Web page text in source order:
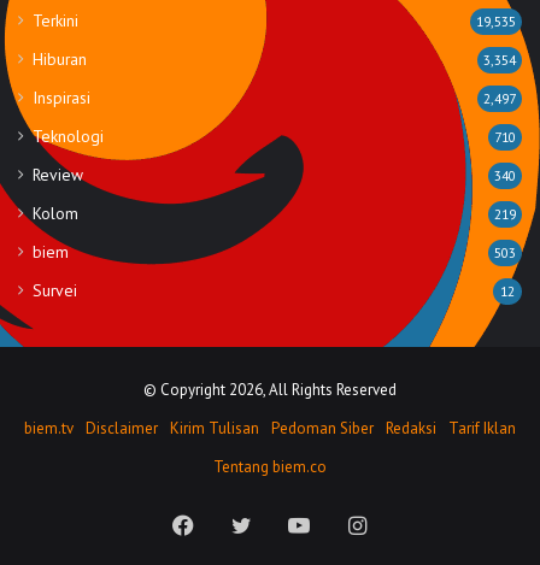
Terkini 19,535
Hiburan 3,354
Inspirasi 2,497
Teknologi 710
Review 340
Kolom 219
biem 503
Survei 12
© Copyright 2026, All Rights Reserved
biem.tv Disclaimer Kirim Tulisan Pedoman Siber Redaksi
Tarif Iklan
Tentang biem.co
FacebookTwitter YouTubeInstagram